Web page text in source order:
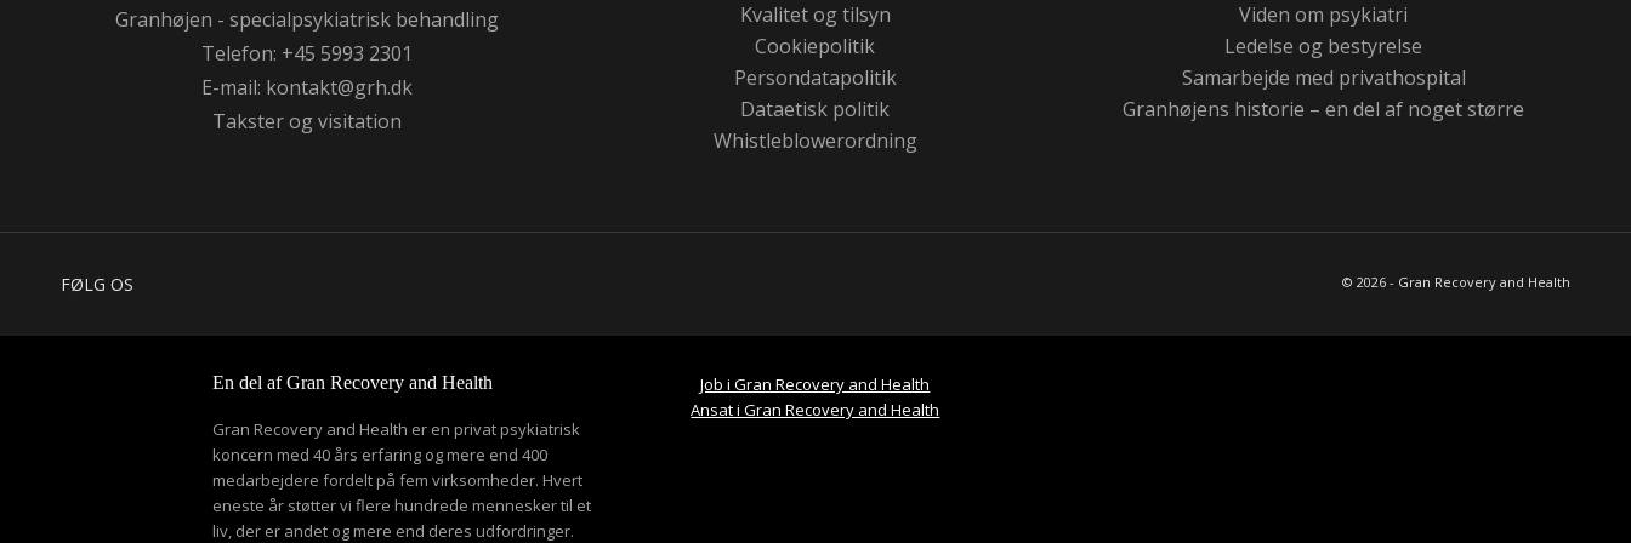
Granhøjen - specialpsykiatrisk behandling
Telefon: +45 5993 2301
E-mail: kontakt@grh.dk
Takster og visitation
Kvalitet og tilsyn
Cookiepolitik
Persondatapolitik
Dataetisk politik
Whistleblowerordning
Viden om psykiatri
Ledelse og bestyrelse
Samarbejde med privathospital
Granhøjens historie – en del af noget større
FØLG OS © 2026 - Gran Recovery and Health
En del af Gran Recovery and Health
Gran Recovery and Health er en privat psykiatrisk
koncern med 40 års erfaring og mere end 400
medarbejdere fordelt på fem virksomheder. Hvert
eneste år støtter vi flere hundrede mennesker til et
liv, der er andet og mere end deres udfordringer.
Job i Gran Recovery and Health
Ansat i Gran Recovery and Health